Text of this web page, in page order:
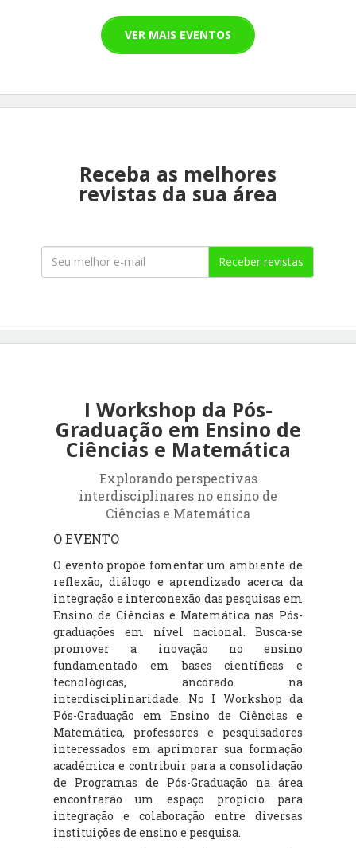
VER MAIS EVENTOS
Receba as melhores
revistas da sua área
Receber revistas
I Workshop da Pós-
Graduação em Ensino de
Ciências e Matemática
Explorando perspectivas
interdisciplinares no ensino de
Ciências e Matemática
O EVENTO
O evento propõe fomentar um ambiente de
reflexão, diálogo e aprendizado acerca da
integração e interconexão das pesquisas em
Ensino de Ciências e Matemática nas Pós-
graduações em nível nacional. Busca-se
promover a inovação no ensino
fundamentado em bases científicas e
tecnológicas, ancorado na
interdisciplinaridade. No I Workshop da
Pós-Graduação em Ensino de Ciências e
Matemática, professores e pesquisadores
interessados em aprimorar sua formação
acadêmica e contribuir para a consolidação
de Programas de Pós-Graduação na área
encontrarão um espaço propício para
integração e colaboração entre diversas
instituições de ensino e pesquisa.